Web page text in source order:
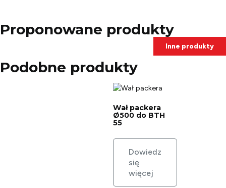
Proponowane produkty
Inne produkty
Podobne produkty
Wał packera
Ø500 do BTH
55
Dowiedz
się
więcej